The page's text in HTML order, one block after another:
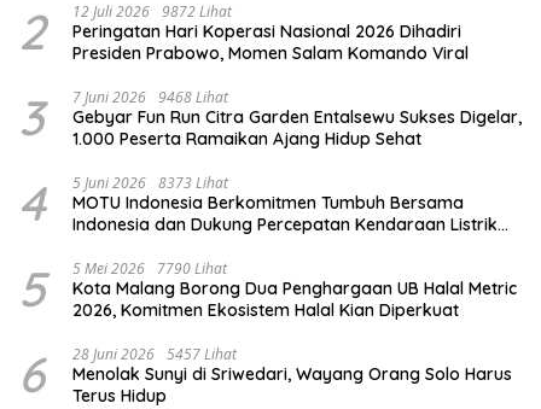
2 12 Juli 2026 9872 Lihat
Peringatan Hari Koperasi Nasional 2026 Dihadiri
Presiden Prabowo, Momen Salam Komando Viral
3 7 Juni 2026 9468 Lihat
Gebyar Fun Run Citra Garden Entalsewu Sukses Digelar,
1.000 Peserta Ramaikan Ajang Hidup Sehat
4 5 Juni 2026 8373 Lihat
MOTU Indonesia Berkomitmen Tumbuh Bersama
Indonesia dan Dukung Percepatan Kendaraan Listrik
5 5 Mei 2026 7790 Lihat
Kota Malang Borong Dua Penghargaan UB Halal Metric
2026, Komitmen Ekosistem Halal Kian Diperkuat
6 28 Juni 2026 5457 Lihat
Menolak Sunyi di Sriwedari, Wayang Orang Solo Harus
Terus Hidup